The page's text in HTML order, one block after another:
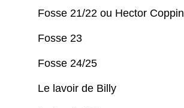
Fosse 21/22 ou Hector Coppin
Fosse 23
Fosse 24/25
Le lavoir de Billy